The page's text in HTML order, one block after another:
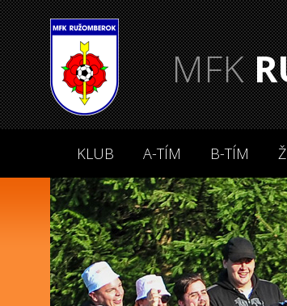
MFK
KLUB A-TÍM B-TÍM